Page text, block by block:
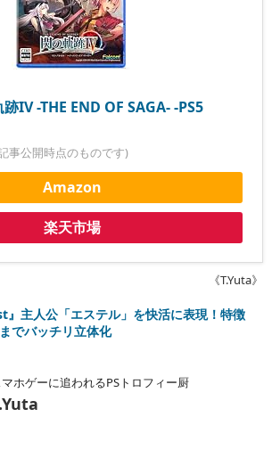
IV -THE END OF SAGA- -PS5
事公開時点のものです)
Amazon
楽天市場
《T.Yuta》
』主人公「エステル」を快活に表現！特徴
でバッチリ立体化
ホゲーに追われるPSトロフィー厨